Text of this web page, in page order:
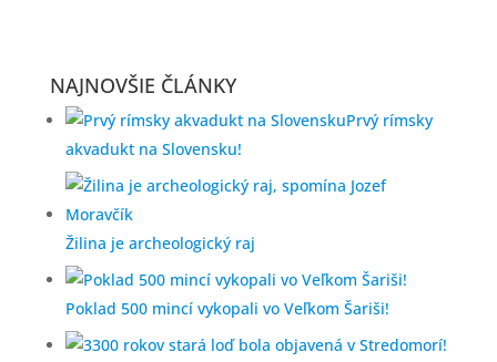
NAJNOVŠIE ČLÁNKY
Prvý rímsky
akvadukt na Slovensku!
Žilina je archeologický raj
Poklad 500 mincí vykopali vo Veľkom Šariši!